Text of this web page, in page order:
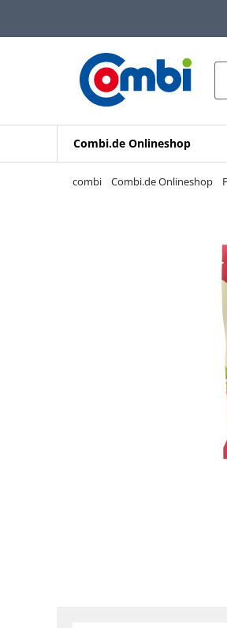
Zur Navigation springen
Zur Suche springen
Combi.de Onlineshop
combi Combi.de Onlineshop